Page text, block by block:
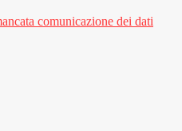
comunicazione dei dati